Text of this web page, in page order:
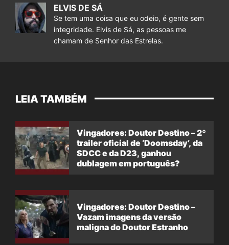
ELVIS DE SÁ
Se tem uma coisa que eu odeio, é gente sem
integridade. Elvis de Sá, as pessoas me
chamam de Senhor das Estrelas.
LEIA TAMBÉM
Vingadores: Doutor Destino – 2º
trailer oficial de ‘Doomsday’, da
SDCC e da D23, ganhou
dublagem em português?
Vingadores: Doutor Destino –
Vazam imagens da versão
maligna do Doutor Estranho